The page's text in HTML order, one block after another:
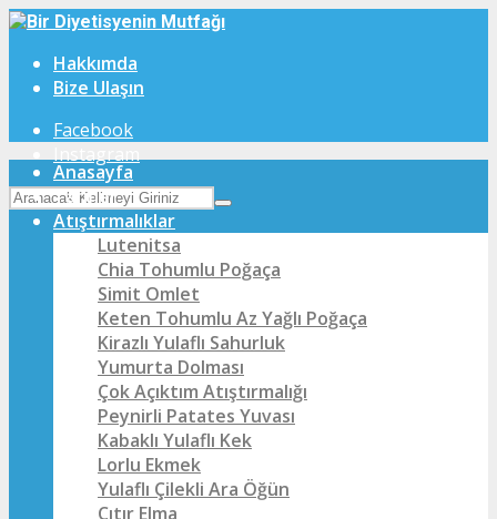
Hakkımda
Bize Ulaşın
Facebook
Instagram
Anasayfa
Tarifler
Atıştırmalıklar
Lutenitsa
Chia Tohumlu Poğaça
Simit Omlet
Keten Tohumlu Az Yağlı Poğaça
Kirazlı Yulaflı Sahurluk
Yumurta Dolması
Çok Açıktım Atıştırmalığı
Peynirli Patates Yuvası
Kabaklı Yulaflı Kek
Lorlu Ekmek
Yulaflı Çilekli Ara Öğün
Çıtır Elma